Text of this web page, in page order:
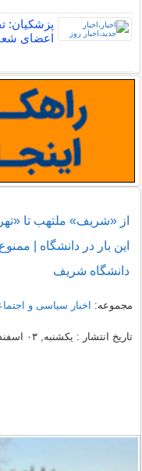
پزشکیان:
اعضای
این بار در دانشگاه |
دانشگاه شریف
مجموعه: اخبار سیاسی و
تاریخ انتشار : یکشنبه, ۰۳ اسفند ۱۴۰۴ ۲۰:۳۲